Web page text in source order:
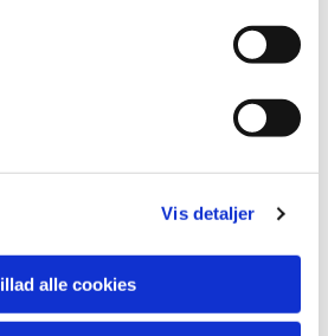
Vis detaljer
alle cookies
også kunne